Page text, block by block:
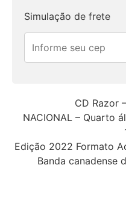
Simulação de frete
CD Razor
NACIONAL – Quarto
Edição 2022 Formato
Banda canadense